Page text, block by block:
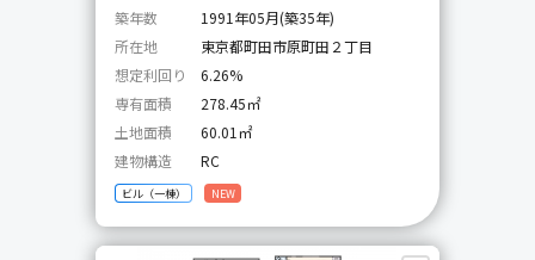
築年数
1991年05月(築35年)
所在地
東京都町田市原町田２丁目
想定利回り
6.26%
専有面積
278.45㎡
土地面積
60.01㎡
建物構造
RC
ビル（一棟） NEW